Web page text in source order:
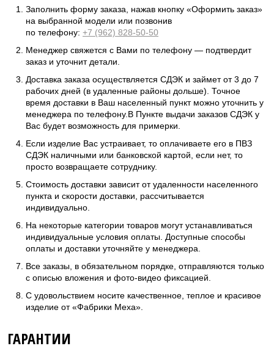
Заполнить форму заказа, нажав кнопку «Оформить заказ»
на выбранной модели или позвонив
по телефону: +7 (962) 828-50-50
Менеджер свяжется с Вами по телефону — подтвердит
заказ и уточнит детали.
Доставка заказа осуществляется СДЭК и займет от 3 до 7
рабочих дней (в удаленные районы дольше). Точное
время доставки в Ваш населенный пункт можно уточнить у
менеджера по телефону.В Пункте выдачи заказов СДЭК у
Вас будет возможность для примерки.
Если изделие Вас устраивает, то оплачиваете его в ПВЗ
СДЭК наличными или банковской картой, если нет, то
просто возвращаете сотруднику.
Стоимость доставки зависит от удаленности населенного
пункта и скорости доставки, рассчитывается
индивидуально.
На некоторые категории товаров могут устанавливаться
индивидуальные условия оплаты. Доступные способы
оплаты и доставки уточняйте у менеджера.
Все заказы, в обязательном порядке, отправляются только
с описью вложения и фото-видео фиксацией.
С удовольствием носите качественное, теплое и красивое
изделие от «Фабрики Меха».
ГАРАНТИИ